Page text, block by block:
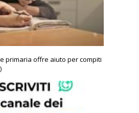
primaria offre aiuto per compiti